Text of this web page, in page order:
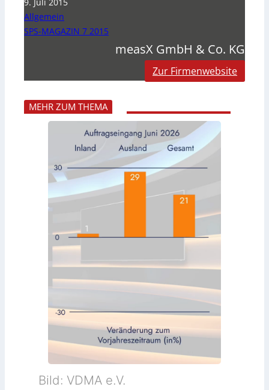
Allgemein
SPS-MAGAZIN 7 2015
measX GmbH & Co. KG
Zur Firmenwebsite
MEHR ZUM THEMA
Bild: VDMA e.V.